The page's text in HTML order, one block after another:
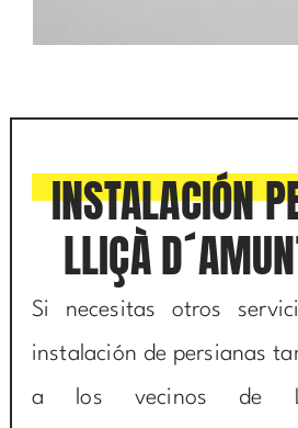
INSTALACIÓN
LLIÇÀ
Si necesitas otros
instalación de persianas
a los vecinos de